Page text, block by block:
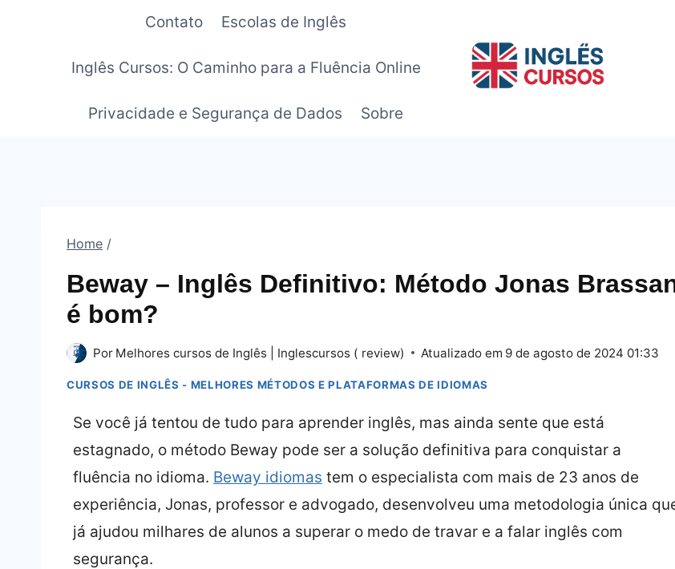
Contato Escolas de Inglês
Inglês Cursos: O Caminho para a Fluência Online
Privacidade e Segurança de Dados Sobre
Home /
Beway – Inglês Definitivo: Método Jonas
é bom?
Por Melhores cursos de Inglês | Inglescursos ( review) Atualizado em 9 de agosto de 2024 01:33
CURSOS DE INGLÊS - MELHORES MÉTODOS E PLATAFORMAS DE IDIOMAS
Se você já tentou de tudo para aprender inglês, mas ainda sente que está
estagnado, o método Beway pode ser a solução definitiva para conquistar a
fluência no idioma. Beway idiomas tem o especialista com mais de 23 anos de
experiência, Jonas, professor e advogado, desenvolveu uma metodologia única
já ajudou milhares de alunos a superar o medo de travar e a falar inglês com
segurança.